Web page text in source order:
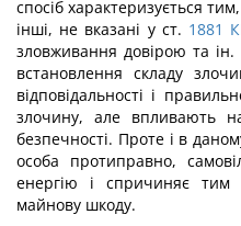
спосіб характеризу­ється
інші, не вказані у ст. 1881
зловживання довірою та
вста­новлення складу
відповідальності і
злочину, але впливають
безпечності. Проте і в
особа протиправно,
енергію і спричиняє тим
майнову шкоду.